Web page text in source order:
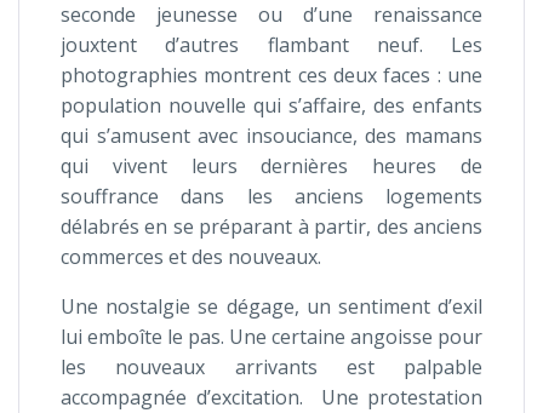
seconde jeunesse ou d’une renaissance
jouxtent d’autres flambant neuf. Les
photographies montrent ces deux faces : une
population nouvelle qui s’affaire, des enfants
qui s’amusent avec insouciance, des mamans
qui vivent leurs dernières heures de
souffrance dans les anciens logements
délabrés en se préparant à partir, des anciens
commerces et des nouveaux.
Une nostalgie se dégage, un sentiment d’exil
lui emboîte le pas. Une certaine angoisse pour
les nouveaux arrivants est palpable
accompagnée d’excitation. Une protestation